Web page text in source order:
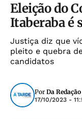
Eleição do
Itaberaba é
Justiça diz que
pleito e quebra
candidatos
Por Da Redação
17/10/2023 -